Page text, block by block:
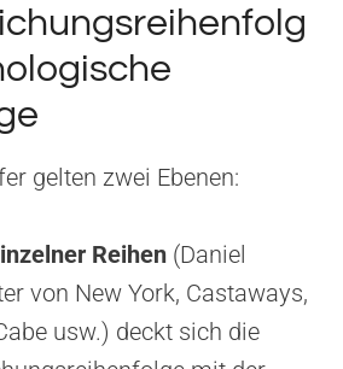
gelten zwei Ebenen:
Reihen (Daniel
von New York, Castaways,
usw.) deckt sich die